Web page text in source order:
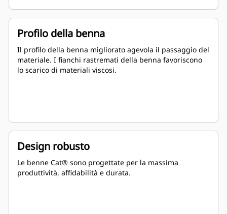
Profilo della benna
Il profilo della benna migliorato agevola il passaggio del
materiale. I fianchi rastremati della benna favoriscono
lo scarico di materiali viscosi.
Design robusto
Le benne Cat® sono progettate per la massima
produttività, affidabilità e durata.